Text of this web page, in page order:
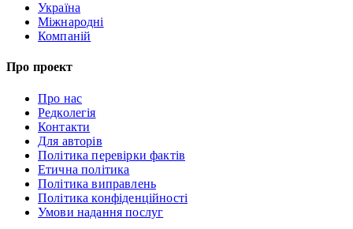
Україна
Міжнародні
Компаній
Про проект
Про нас
Редколегія
Контакти
Для авторів
Політика перевірки фактів
Етична політика
Політика виправлень
Політика конфіденційності
Умови надання послуг